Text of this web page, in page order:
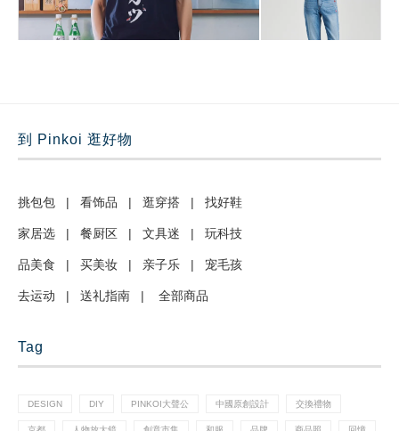
到 Pinkoi 逛好物
挑包包 | 看饰品 | 逛穿搭 | 找好鞋
家居选 | 餐厨区 | 文具迷 | 玩科技
品美食 | 买美妆 | 亲子乐 | 宠毛孩
去运动 | 送礼指南 | 全部商品
Tag
DESIGN DIY PINKOI大聲公 中國原創設計 交換禮物